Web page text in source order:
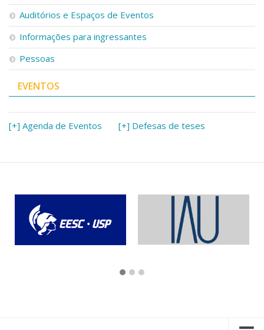
Auditórios e Espaços de Eventos
Informações para ingressantes
Pessoas
EVENTOS
[+] Agenda de Eventos [+] Defesas de teses